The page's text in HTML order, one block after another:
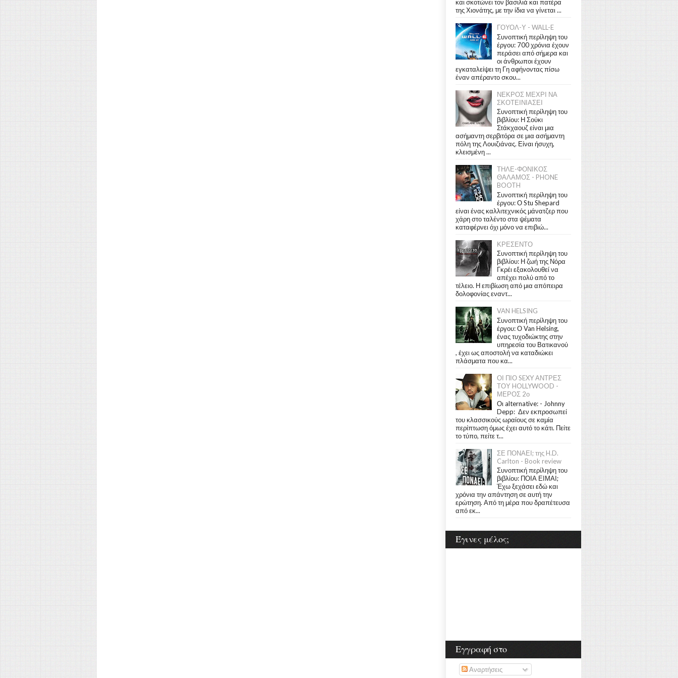
και σκοτώνει τον βασιλιά και πατέρα
της Χιονάτης, με την ίδια να γίνεται ...
ΓΟΥΟΛ-Υ - WALL-E
Συνοπτική περίληψη του
έργου: 700 χρόνια έχουν
περάσει από σήμερα και
οι άνθρωποι έχουν
εγκαταλείψει τη Γη αφήνοντας πίσω
έναν απέραντο σκου...
ΝΕΚΡΟΣ ΜΕΧΡΙ ΝΑ
ΣΚΟΤΕΙΝΙΑΣΕΙ
Συνοπτική περίληψη του
βιβλίου: Η Σούκι
Στάκχαουζ είναι μια
ασήμαντη σερβιτόρα σε μια ασήμαντη
πόλη της Λουιζιάνας. Είναι ήσυχη,
κλεισμένη ...
ΤΗΛΕ-ΦΟΝΙΚΟΣ
ΘΑΛΑΜΟΣ - PHONE
BOOTH
Συνοπτική περίληψη του
έργου: Ο Stu Shepard
είναι ένας καλλιτεχνικός μάνατζερ που
χάρη στο ταλέντο στα ψέματα
καταφέρνει όχι μόνο να επιβιώ...
ΚΡΕΣΕΝΤΟ
Συνοπτική περίληψη του
βιβλίου: Η ζωή της Νόρα
Γκρέι εξακολουθεί να
απέχει πολύ από το
τέλειο. Η επιβίωση από μια απόπειρα
δολοφονίας εναντ...
VAN HELSING
Συνοπτική περίληψη του
έργου: Ο Van Helsing,
ένας τυχοδιώκτης στην
υπηρεσία του Βατικανού
, έχει ως αποστολή να καταδιώκει
πλάσματα που κα...
ΟΙ ΠΙΟ SEXY ΑΝΤΡΕΣ
ΤΟΥ HOLLYWOOD -
ΜΕΡΟΣ 2ο
Οι alternative: - Johnny
Depp: Δεν εκπροσωπεί
του κλασσικούς ωραίους σε καμία
περίπτωση όμως έχει αυτό το κάτι. Πείτε
το τύπο, πείτε τ...
ΣΕ ΠΟΝΑΕΙ; της H.D.
Carlton - Book review
Συνοπτική περίληψη του
βιβλίου: ΠΟΙΑ ΕΙΜΑΙ;
Έχω ξεχάσει εδώ και
χρόνια την απάντηση σε αυτή την
ερώτηση. Από τη μέρα που δραπέτευσα
από εκ...
Έγινες μέλος;
Εγγραφή στο
Αναρτήσεις